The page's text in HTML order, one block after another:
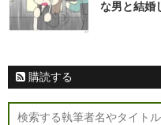
な男と結
購読する